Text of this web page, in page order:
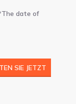
date of
SIE JETZT